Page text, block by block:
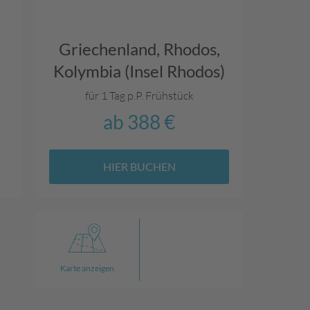
Griechenland, Rhodos,
Kolymbia (Insel Rhodos)
für 1 Tag p.P. Frühstück
ab 388 €
HIER BUCHEN
Karte anzeigen